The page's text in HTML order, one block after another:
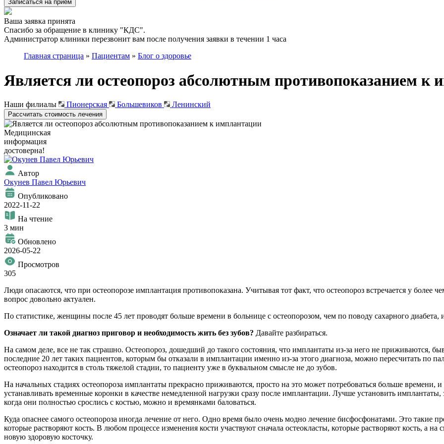
Записаться на приём
Ваша заявка принята
Спасибо за обращение в клинику "КДС".
Администратор клиники перезвонит вам после получения заявки в течении 1 часа
Главная страница » Пациентам » Блог о здоровье
Является ли остеопороз абсолютным противопоказанием к
Наши филиалы Пионерская Большевиков Ленинский
Рассчитать стоимость лечения
Медицинская
информация
достоверна!
Автор
Окунев Павел Юрьевич
Опубликовано
2022-11-22
На чтение
3 мин
Обновлено
2026-05-22
Просмотров
305
Люди опасаются, что при остеопорозе имплантация противопоказана. Учитывая тот факт, что остеопороз встречается у
вопрос довольно актуален.
По статистике, женщины после 45 лет проводят больше времени в больнице с остеопорозом, чем по поводу сахарного
Означает ли такой диагноз приговор и необходимость жить без зубов? Давайте разбираться.
На самом деле, все не так страшно. Остеопороз, дошедший до такого состояния, что имплантаты из-за него не приживаются,
последние 20 лет таких пациентов, которым бы отказали в имплантации именно из-за этого диагноза, можно пересчитать по
остеопороз находится в столь тяжелой стадии, то пациенту уже в буквальном смысле не до зубов.
На начальных стадиях остеопороза имплантаты прекрасно приживаются, просто на это может потребоваться больше времени,
устанавливать временные коронки в качестве немедленной нагрузки сразу после имплантации. Лучше установить
когда они полностью срослись с костью, можно и времянками баловаться.
Куда опаснее самого остеопороза иногда лечение от него. Одно время было очень модно лечение бисфосфонатами. Это такие
которые растворяют кость. В любом процессе изменения кости участвуют сначала остеокласты, которые растворяют кость, а на
новую здоровую косточку.